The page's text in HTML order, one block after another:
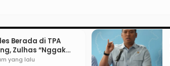
Berada di TPA
Zulhas “Nggak
yang lalu